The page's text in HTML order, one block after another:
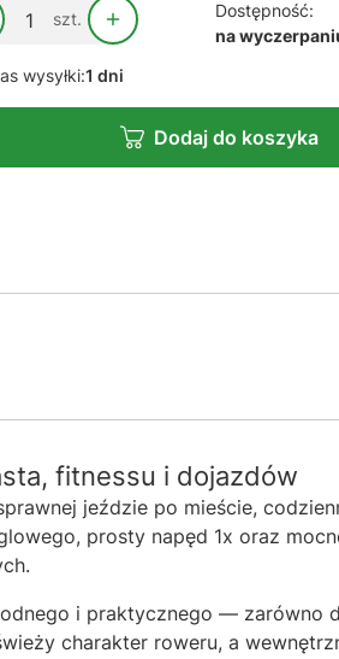
szt.
Dostępność:
na
wysyłki:1 dni
Dodaj do koszyka
fitnessu i dojazdów
jeździe po mieście,
prosty napęd 1x oraz
i praktycznego — zarówno
charakter roweru, a